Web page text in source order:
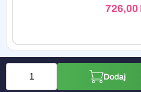
726,00
Dodaj